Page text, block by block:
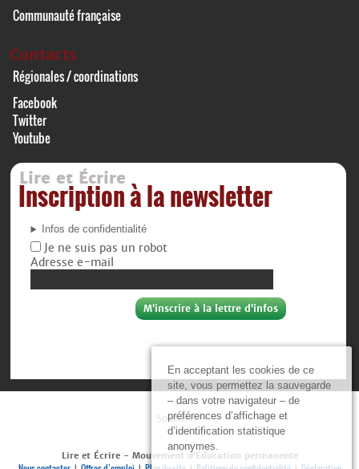
En acceptant les cookies de ce
site, vous permettez la sauvegarde
– dans votre navigateur – de
préférences d’affichage et
d’identification statistique
anonymes.
Communauté française
Contacts
Régionales / coordinations
Facebook
Twitter
Youtube
Lire et Écrire
Inscription à la newsletter
Infos de confidentialité
Je ne suis pas un robot
Adresse e-mail
Soutiens :
Lire et Écrire - Mouvement d’Éducation permanente